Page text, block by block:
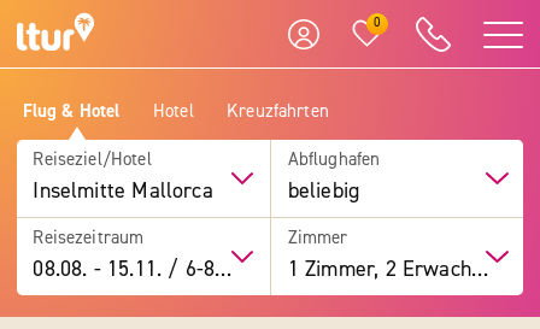
0
Flug & Hotel Hotel Kreuzfahrten
Reiseziel/Hotel
Inselmitte Mallorca
Abflughafen
beliebig
Reisezeitraum
08.08. -15.11. / 6-8 Tage
Zimmer
1 Zimmer, 2 Erwachsene